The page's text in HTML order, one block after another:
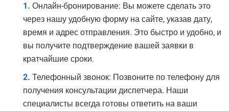
Онлайн-бронирование: Вы можете сделать это
через нашу удобную форму на сайте, указав дату,
время и адрес отправления. Это быстро и удобно, и
вы получите подтверждение вашей заявки в
кратчайшие сроки.
Телефонный звонок: Позвоните по телефону для
получения консультации диспетчера. Наши
специалисты всегда готовы ответить на ваши